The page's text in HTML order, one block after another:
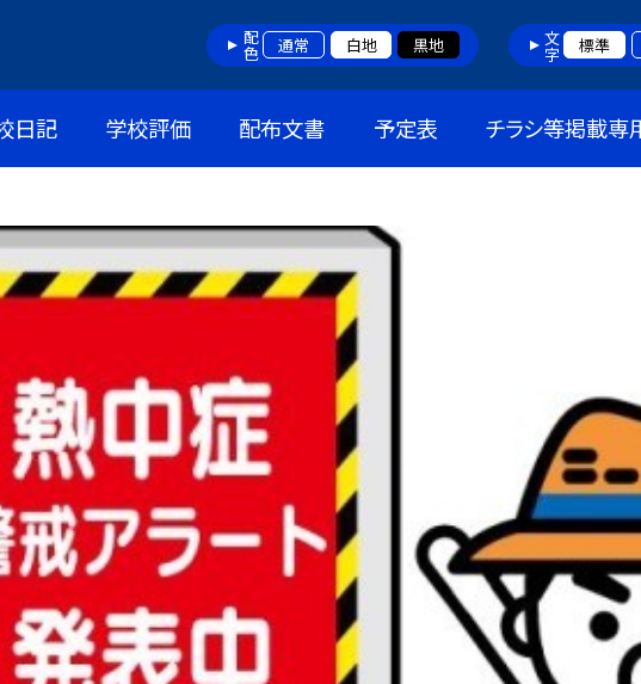
配色 通常 白地 黒地 文字 標準
日記 学校評価 配布文書 予定表 チラシ等掲載専